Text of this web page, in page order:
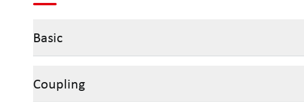
Basic
Coupling